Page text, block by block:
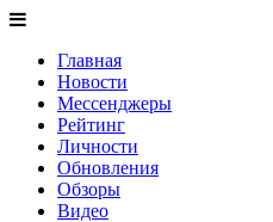
Главная
Новости
Мессенджеры
Рейтинг
Личности
Обновления
Обзоры
Видео